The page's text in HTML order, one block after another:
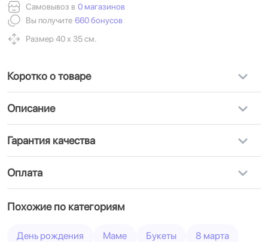
Самовывоз в 0 магазинов
Вы получите 660 бонусов
Размер 40 х 35 см.
Коротко о товаре
Описание
Гарантия качества
Оплата
Похожие по категориям
День рождения Маме Букеты 8 марта